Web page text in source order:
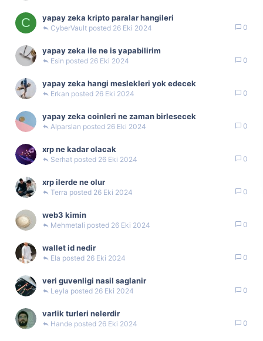
C yapay zeka kripto paralar hangileri
0
26 Eki 2024
CyberVault
yapay zeka ile ne is yapabilirim
0
26 Eki 2024
Esin
yapay zeka hangi meslekleri yok edecek
0
26 Eki 2024
Erkan
yapay zeka coinleri ne zaman birlesecek
0
26 Eki 2024
Alparslan
xrp ne kadar olacak
0
26 Eki 2024
Serhat
xrp ilerde ne olur
0
26 Eki 2024
Terra
web3 kimin
0
26 Eki 2024
Mehmetali
wallet id nedir
0
26 Eki 2024
Ela
veri guvenligi nasil saglanir
0
26 Eki 2024
Leyla
varlik turleri nelerdir
0
26 Eki 2024
Hande